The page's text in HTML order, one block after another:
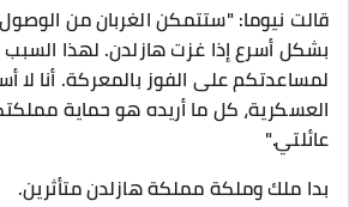
قالت نيوما: "ستتمكن الغربان من الوصول
بشكل أسرع إذا غزت هازلدن. لهذا
لمساعدتكم على الفوز بالمعركة. أنا
العسكرية، كل ما أريده هو حماية
عائلتي."
بدا ملك وملكة مملكة هازلدن متأثرين.